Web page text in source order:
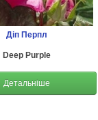
Діп Перпл
Deep Purple
Детальніше